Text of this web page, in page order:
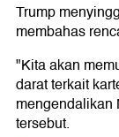
Trump
membahas
"Kita akan
darat terkait
mengendalikan
tersebut.